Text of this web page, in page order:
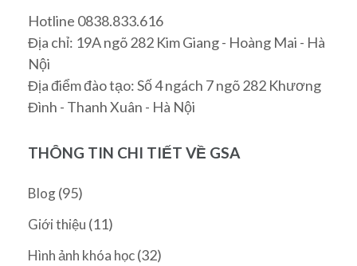
Hotline 0838.833.616
Địa chỉ: 19A ngõ 282 Kim Giang - Hoàng Mai - Hà
Nội
Địa điểm đào tạo: Số 4 ngách 7 ngõ 282 Khương
Đình - Thanh Xuân - Hà Nội
THÔNG TIN CHI TIẾT VỀ GSA
Blog(95)
Giới thiệu (11)
Hình ảnh khóa học(32)